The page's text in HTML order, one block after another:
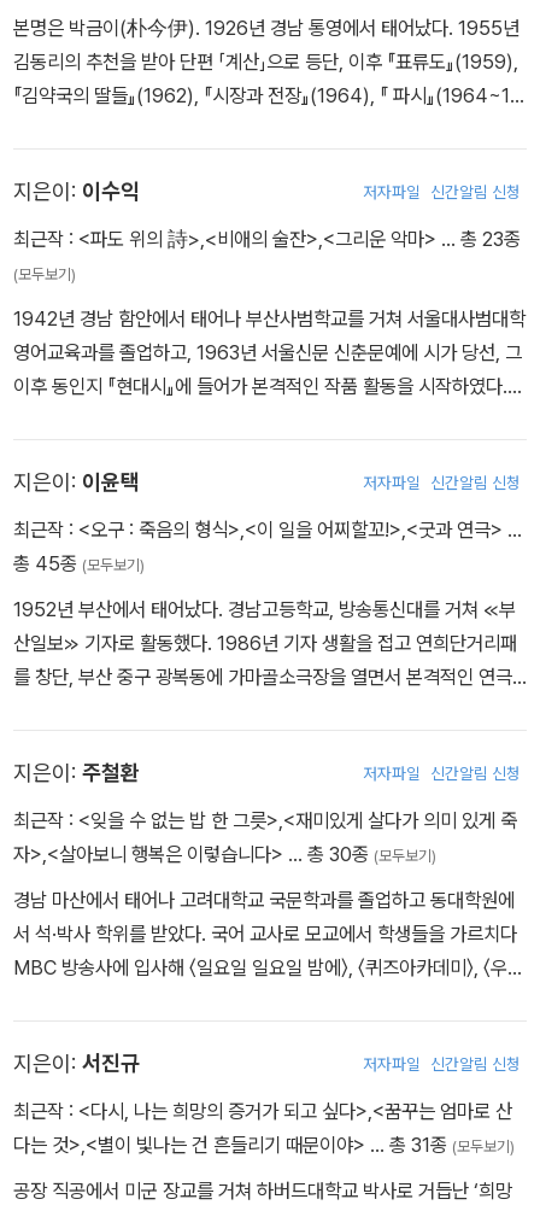
본명은 박금이(朴今伊). 1926년 경남 통영에서 태어났다. 1955년
김동리의 추천을 받아 단편 「계산」으로 등단, 이후 『표류도』(1959),
『김약국의 딸들』(1962), 『시장과 전장』(1964), 『 파시』(1964~19
『토지』의 집필을 시작했으며 26년 만인 1994년 8월 15일에 완성했
다. 『토지』는 한말로부터 식민지 시대를 꿰뚫으며 민족사의 변전을
그린 한국문학의 걸작으로, 이 소설을 통해 한국문학사에 뚜렷한 족
를 《현대문학》에 연재했으나 건강상의 이유로 중단되며 미완으로 남
았다. 그 밖에 산문집 『Q씨에게』 『원주통신』 『만리장성의 나라』 『꿈
꾸는 자가 창조한다』 『생명의 아픔』 『일본산고』 등과 시집 『못 떠나
는 배』 『도시의 고양이들』 『우리들의 시간』 『버리고 갈 것만 남아서
참 홀가분하다』 『슬픔도 기쁨도 왜 이리 찬란한가』 『산다는 슬픔』 등
영하며 문학과 예술의 발전을 위해 힘썼다. 현대문학신인상, 한국여
류문학상, 월탄문학상, 인촌상, 호암예술상 등을 수상했고 칠레 정부
로부터 가브리엘라 미스트랄 문학 기념 메달을 받았다. 2008년 5월
5일 타계했다. 대한민국 정부는 한국문학에 기여한 공로를 기려 금관
문화훈장을 추서했다.
지은이: 이수익 저자파일 신간알림 신청
최근작 : <파도 위의 詩>,<비애의 술잔>,<그리운 악마> … 총 23종
(모두보기)
1942년 경남 함안에서 태어나 부산사범학교를 거쳐 서울대사범대학
영어교육과를 졸업하고, 1963년 서울신문 신춘문예에 시가 당선, 그
이후 동인지 『현대시』에 들어가 본격적인 작품 활동을 시작하였다.
『푸른 추억의 빵』 『눈부신 마음으로 사랑했던』 『꽃나무 아래의 키스』
『처음으로 사랑을 들었다』 『천년의 강』 『침묵의 여울』 『조용한 폭발』
그리고 이번에 내는 『비애의 술잔』이 14번째 시집이다. 시선집으로
서트』 『그리운 악마』 『결빙의 아버지』 등이 있고, 시전집으로는 『이
수익시전집』이 있다. 현대문학상, 대한민국문학상, 정지용문학상, 한
국시협상, 지훈문학상, 공초문학상, 육사시문학상, 이형기문학상, 시
와편견문학상, 부산시문화상(문학부분) 등을 수상하였다.
지은이: 이윤택 저자파일 신간알림 신청
최근작 : <오구 : 죽음의 형식>,<이 일을 어찌할꼬!>,<굿과 연극> …
총 45종 (모두보기)
1952년 부산에서 태어났다. 경남고등학교, 방송통신대를 거쳐 ≪부
산일보≫ 기자로 활동했다. 1986년 기자 생활을 접고 연희단거리패
를 창단, 부산 중구 광복동에 가마골소극장을 열면서 본격적인 연극
제작도 맡았다.
지은이: 주철환 저자파일 신간알림 신청
최근작 : <잊을 수 없는 밥 한 그릇>,<재미있게 살다가 의미 있게 죽
자>,<살아보니 행복은 이렇습니다> … 총 30종 (모두보기)
경남 마산에서 태어나 고려대학교 국문학과를 졸업하고 동대학원에
서 석·박사 학위를 받았다. 국어 교사로 모교에서 학생들을 가르치다
MBC 방송사에 입사해 〈일요일 일요일 밤에〉, 〈퀴즈아카데미〉, 〈우정
울문화재단 대표이사를 거쳐 현재 아주대학교 문화콘텐츠학과 교수
로 있다. 그동안 《오블라디 오블라다》, 《더 좋은 날들은 지금부터다》,
《청춘》, 《사랑이 없으면 희망도 없다》 등 15권의 책과 2장의 앨범을
지은이: 서진규 저자파일 신간알림 신청
최근작 : <다시, 나는 희망의 증거가 되고 싶다>,<꿈꾸는 엄마로 산
다는 것>,<별이 빛나는 건 흔들리기 때문이야> … 총 31종 (모두보기)
공장 직공에서 미군 장교를 거쳐 하버드대학교 박사로 거듭난 ‘희망